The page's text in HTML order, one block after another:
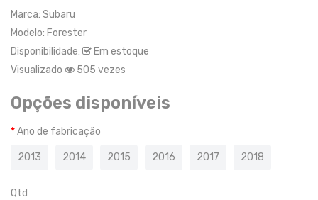
Marca: Subaru
Modelo: Forester
Disponibilidade:
Em estoque
Visualizado
505 vezes
Opções disponíveis
Ano de fabricação
2013 2014 2015 2016 2017 2018
Qtd